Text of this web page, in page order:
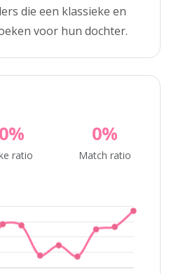
die een klassieke en
voor hun dochter.
0%
ratio
0%
Match ratio